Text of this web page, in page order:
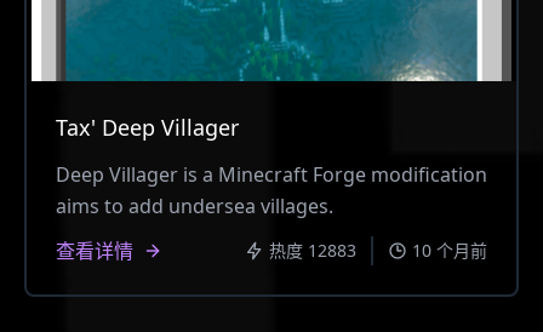
Tax' Deep Villager
Deep Villager is a Minecraft Forge modification
aims to add undersea villages.
查看详情
热度 12883 10 个月前